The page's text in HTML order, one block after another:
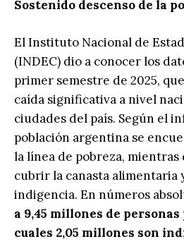
Sostenido descenso de la
El Instituto Nacional de
(INDEC) dio a conocer los
primer semestre de 2025,
caída significativa a nivel
ciudades del país. Según el
población argentina se
la línea de pobreza, mientras
cubrir la canasta alimentaria
indigencia. En números
a 9,45 millones de personas
cuales 2,05 millones son